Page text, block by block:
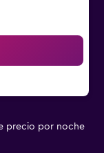
precio por noche